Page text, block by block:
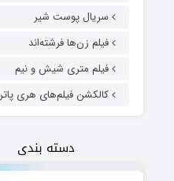
سریال پوست شیر
فیلم زن‌ها فرشته‌اند
فیلم متری شیش و نیم
کالکشن فیلم‌های هری پاتر
دسته بندی